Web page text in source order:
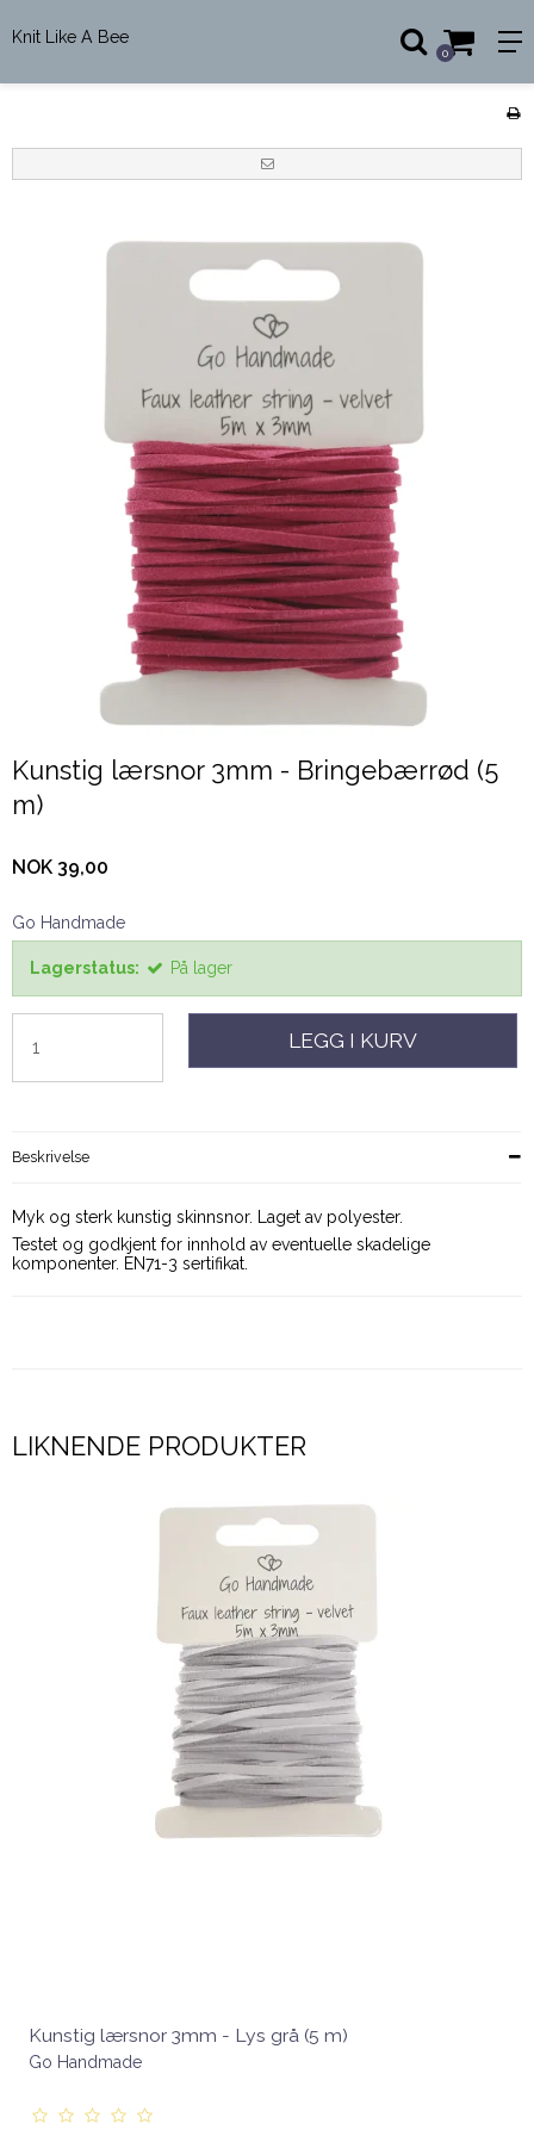
Knit Like A Bee
0
Kunstig lærsnor 3mm - Bringebærrød (5
m)
NOK 39,00
Go Handmade
Lagerstatus: På lager
LEGG I KURV
Beskrivelse
Myk og sterk kunstig skinnsnor. Laget av polyester.
Testet og godkjent for innhold av eventuelle skadelige
komponenter. EN71-3 sertifikat.
LIKNENDE PRODUKTER
Kunstig lærsnor 3mm - Lys grå (5 m)
Go Handmade